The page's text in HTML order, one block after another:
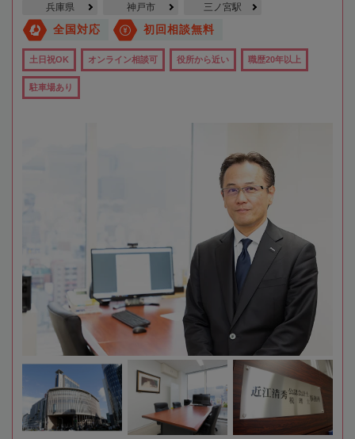
兵庫県 神戸市 三ノ宮駅
全国対応 初回相談無料
土日祝OK オンライン相談可 役所から近い 職歴20年以上
駐車場あり